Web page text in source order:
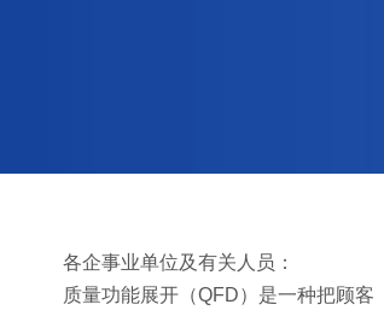
各企事业单位及有关人员：
质量功能展开（QFD）是一种把顾